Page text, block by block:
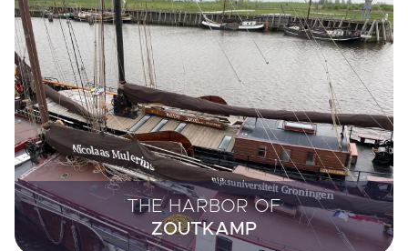
THE HARBOR OF
ZOUTKAMP